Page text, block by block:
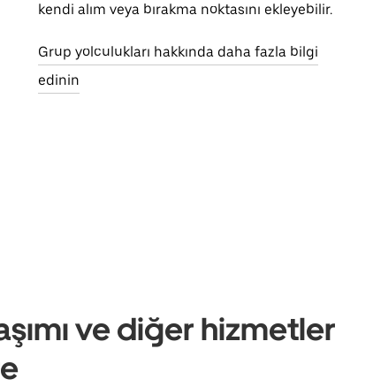
kendi alım veya bırakma noktasını ekleyebilir.
Grup yolculukları hakkında daha fazla bilgi
edinin
ve diğer hizmetler